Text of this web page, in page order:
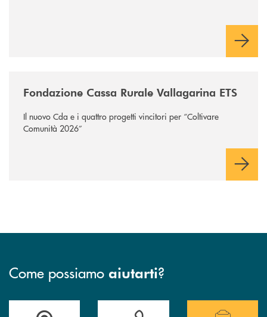
Fondazione Cassa Rurale Vallagarina ETS
Il nuovo Cda e i quattro progetti vincitori per “Coltivare
Comunità 2026”
Come possiamo aiutarti?
Accedi all' elenco completo delle filiali .Hai bisogno di assistenza immediata?
Hai bisogno di